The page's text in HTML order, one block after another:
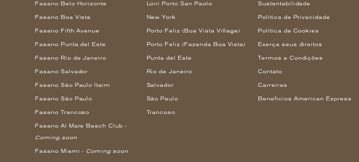
Fasano Belo Horizonte
Fasano Boa Vista
Fasano Fifth Avenue
Fasano Punta del Este
Fasano Rio de Janeiro
Fasano Salvador
Fasano São Paulo Itaim
Fasano São Paulo
Fasano Trancoso
Fasano Al Mare Beach Club -
Coming soon
Fasano Miami - Coming soon
Loiri Porto San Paolo
New York
Porto Feliz (Boa Vista Village)
Porto Feliz (Fazenda Boa Vista)
Punta del Este
Rio de Janeiro
Salvador
São Paulo
Trancoso
Sustentabilidade
Política de Privacidade
Política de Cookies
Exerça seus direitos
Termos e Condições
Contato
Carreiras
Benefícios American Express